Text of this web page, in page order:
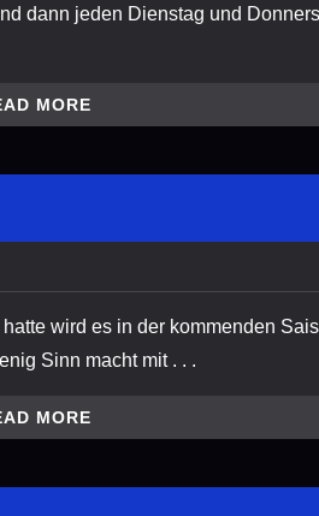
dann jeden Dienstag und
MORE
wird es in der kommenden
Sinn macht mit . . .
MORE